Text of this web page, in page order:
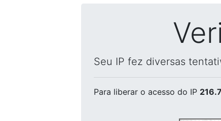
Seu IP fez diversas
Para liberar o acesso do IP